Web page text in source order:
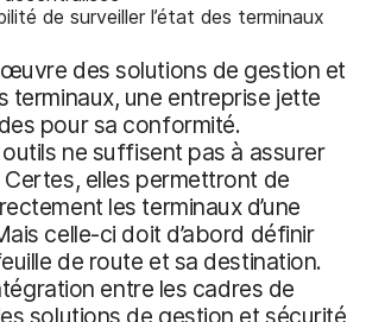
de surveiller l’état des terminaux
des solutions de gestion et
terminaux, une entreprise jette
pour sa conformité.
ne suffisent pas à assurer
elles permettront de
les terminaux d’une
celle-ci doit d’abord définir
de route et sa destination.
entre les cadres de
solutions de gestion et sécurité